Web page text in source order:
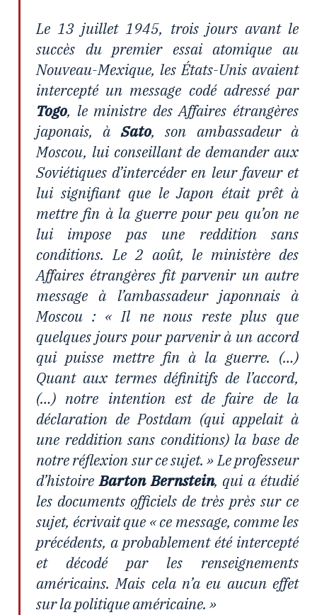
Le 13 juillet 1945, trois jours avant le
succès du premier essai atomique au
Nouveau-Mexique, les États-Unis avaient
intercepté un message codé adressé par
Togo, le ministre des Affaires étrangères
japonais, àSato, son ambassadeur à
Moscou, lui conseillant de demander aux
Soviétiques d’intercéder en leur faveur et
lui signifiant que le Japon était prêt à
mettre fin à la guerre pour peu qu’on ne
lui impose pas une reddition sans
conditions. Le 2 août, le ministère des
Affaires étrangères fit parvenir un autre
message à l’ambassadeur japonnais à
Moscou : « Il ne nous reste plus que
quelques jours pour parvenir à un accord
qui puisse mettre fin à la guerre. (…)
Quant aux termes définitifs de l’accord,
(…) notre intention est de faire de la
déclaration de Postdam (qui appelait à
une reddition sans conditions) la base de
notre réflexion sur ce sujet. » Le professeur
d’histoireBarton Bernstein, qui a étudié
les documents officiels de très près sur ce
sujet, écrivait que « ce message, comme les
précédents, a probablement été intercepté
et décodé par les renseignements
américains. Mais cela n’a eu aucun effet
sur la politique américaine. »